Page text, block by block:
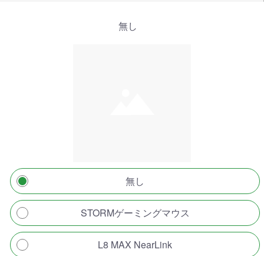
無し
無し
STORMゲーミングマウス
L8 MAX NearLink